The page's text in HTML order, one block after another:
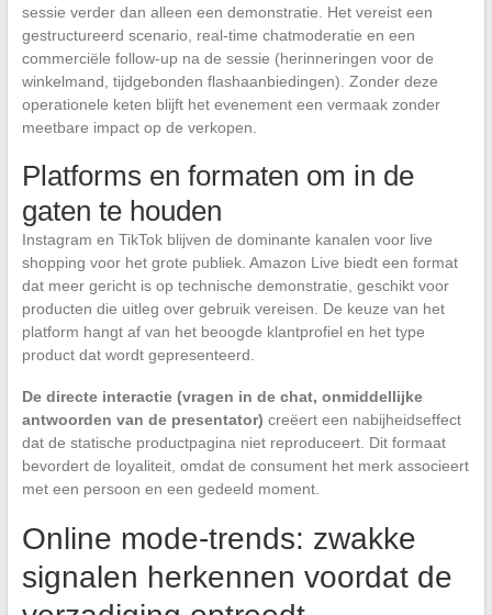
sessie verder dan alleen een demonstratie. Het vereist een
gestructureerd scenario, real-time chatmoderatie en een
commerciële follow-up na de sessie (herinneringen voor de
winkelmand, tijdgebonden flashaanbiedingen). Zonder deze
operationele keten blijft het evenement een vermaak zonder
meetbare impact op de verkopen.
Platforms en formaten om in de
gaten te houden
Instagram en TikTok blijven de dominante kanalen voor live
shopping voor het grote publiek. Amazon Live biedt een format
dat meer gericht is op technische demonstratie, geschikt voor
producten die uitleg over gebruik vereisen. De keuze van het
platform hangt af van het beoogde klantprofiel en het type
product dat wordt gepresenteerd.
De directe interactie (vragen in de chat, onmiddellijke
antwoorden van de presentator) creëert een nabijheidseffect
dat de statische productpagina niet reproduceert. Dit formaat
bevordert de loyaliteit, omdat de consument het merk associeert
met een persoon en een gedeeld moment.
Online mode-trends: zwakke
signalen herkennen voordat de